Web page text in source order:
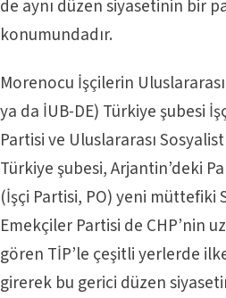
de aynı düzen siyasetinin bir
konumundadır.
Morenocu İşçilerin
ya da İUB-DE) Türkiye şubesi
Partisi ve Uluslararası
Türkiye şubesi, Arjantin’deki
(İşçi Partisi, PO) yeni müttefiki
Emekçiler Partisi de CHP’nin
gören TİP’le çeşitli yerlerde
girerek bu gerici düzen